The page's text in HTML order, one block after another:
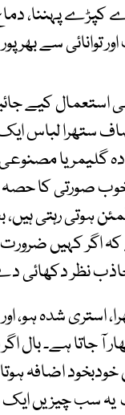
کپڑے پہننا،
توانائی سے
استعمال کیے
صاف ستھرا لباس
یا مصنوعی
خوب صورتی کا
ہوتی رہتی ہیں،
اگر کہیں
نظر
استری شدہ ہو،
جاتا ہے۔ بال
اضافہ
صاف یہ سب